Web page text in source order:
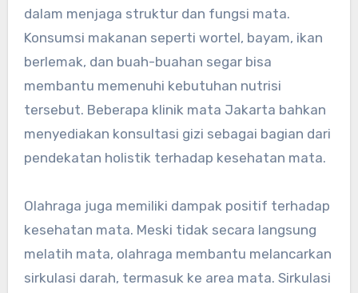
dalam menjaga struktur dan fungsi mata.
Konsumsi makanan seperti wortel, bayam, ikan
berlemak, dan buah-buahan segar bisa
membantu memenuhi kebutuhan nutrisi
tersebut. Beberapa klinik mata Jakarta bahkan
menyediakan konsultasi gizi sebagai bagian dari
pendekatan holistik terhadap kesehatan mata.
Olahraga juga memiliki dampak positif terhadap
kesehatan mata. Meski tidak secara langsung
melatih mata, olahraga membantu melancarkan
sirkulasi darah, termasuk ke area mata. Sirkulasi